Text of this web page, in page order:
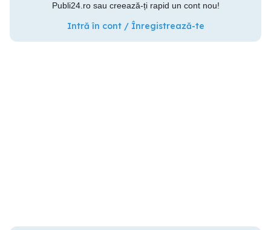
Publi24.ro sau creează-ți rapid un cont nou!
Intră în cont / Înregistrează-te